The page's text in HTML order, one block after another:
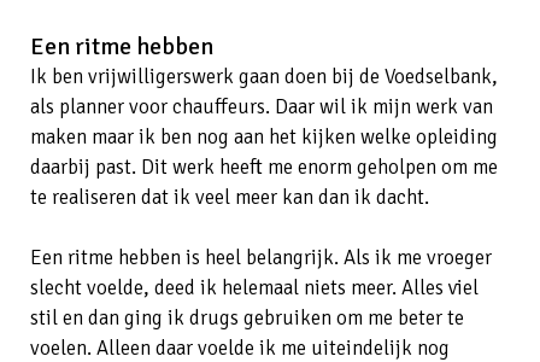
Een ritme hebben
Ik ben vrijwilligerswerk gaan doen bij de Voedselbank,
als planner voor chauffeurs. Daar wil ik mijn werk van
maken maar ik ben nog aan het kijken welke opleiding
daarbij past. Dit werk heeft me enorm geholpen om me
te realiseren dat ik veel meer kan dan ik dacht.
Een ritme hebben is heel belangrijk. Als ik me vroeger
slecht voelde, deed ik helemaal niets meer. Alles viel
stil en dan ging ik drugs gebruiken om me beter te
voelen. Alleen daar voelde ik me uiteindelijk nog